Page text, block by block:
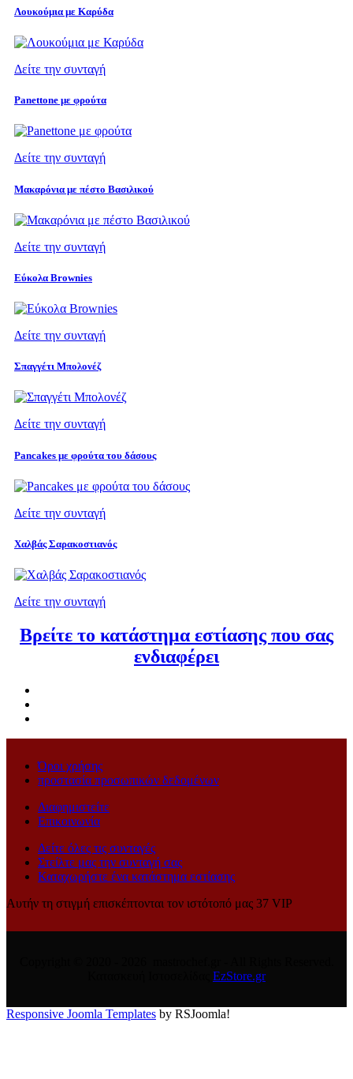
Λουκούμια με Καρύδα
Δείτε την συνταγή
Panettone με φρούτα
Δείτε την συνταγή
Μακαρόνια με πέστο Βασιλικού
Δείτε την συνταγή
Εύκολα Brownies
Δείτε την συνταγή
Σπαγγέτι Μπολονέζ
Δείτε την συνταγή
Pancakes με φρούτα του δάσους
Δείτε την συνταγή
Χαλβάς Σαρακοστιανός
Δείτε την συνταγή
Βρείτε το κατάστημα εστίασης που σας
ενδιαφέρει
Όροι χρήσης
προστασία προσωπικών δεδομένων
Διαφημιστείτε
Επικοινωνία
Δείτε όλες τις συνταγές
Στείλτε μας την συνταγή σας
Καταχωρήστε ένα κατάστημα εστίασης
Αυτήν τη στιγμή επισκέπτονται τον ιστότοπό μας 37 VIP
EzStore.gr
Responsive Joomla Templates by RSJoomla!